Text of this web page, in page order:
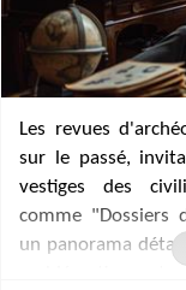
Les revues
sur le passé,
vestiges des
comme "Dossiers
un panorama